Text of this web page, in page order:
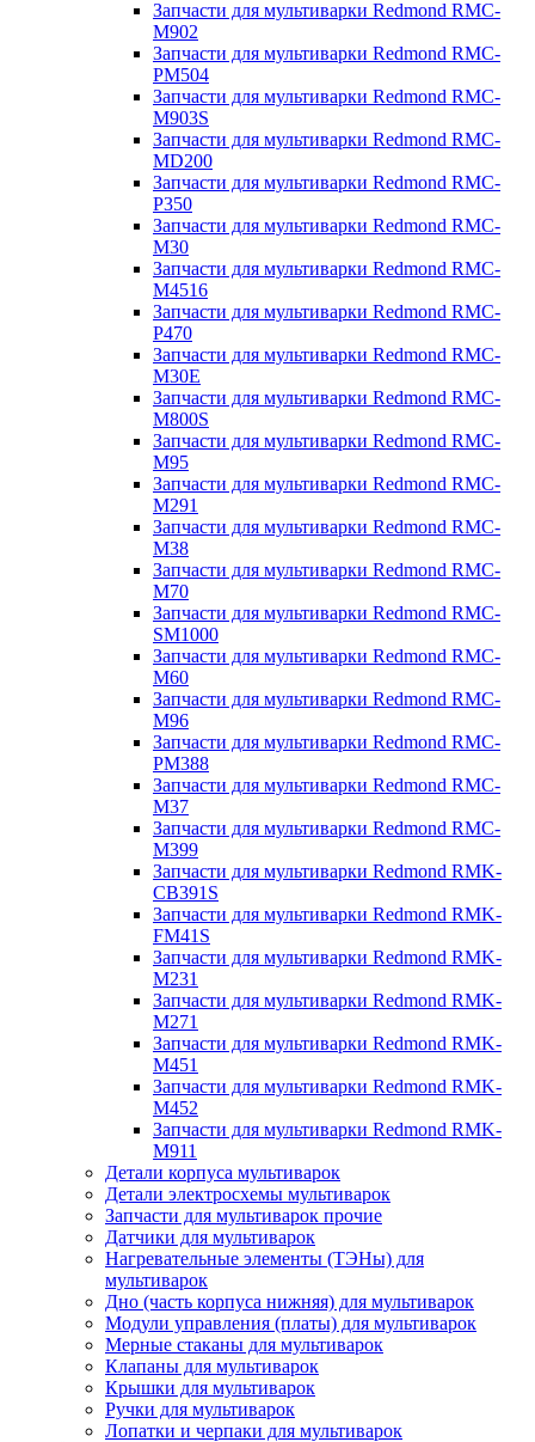
Запчасти для мультиварки Redmond RMC-
M902
Запчасти для мультиварки Redmond RMC-
PM504
Запчасти для мультиварки Redmond RMC-
M903S
Запчасти для мультиварки Redmond RMC-
MD200
Запчасти для мультиварки Redmond RMC-
P350
Запчасти для мультиварки Redmond RMC-
M30
Запчасти для мультиварки Redmond RMC-
M4516
Запчасти для мультиварки Redmond RMC-
P470
Запчасти для мультиварки Redmond RMC-
M30E
Запчасти для мультиварки Redmond RMC-
M800S
Запчасти для мультиварки Redmond RMC-
M95
Запчасти для мультиварки Redmond RMC-
M291
Запчасти для мультиварки Redmond RMC-
M38
Запчасти для мультиварки Redmond RMC-
M70
Запчасти для мультиварки Redmond RMC-
SM1000
Запчасти для мультиварки Redmond RMC-
M60
Запчасти для мультиварки Redmond RMC-
M96
Запчасти для мультиварки Redmond RMC-
PM388
Запчасти для мультиварки Redmond RMC-
M37
Запчасти для мультиварки Redmond RMC-
M399
Запчасти для мультиварки Redmond RMK-
CB391S
Запчасти для мультиварки Redmond RMK-
FM41S
Запчасти для мультиварки Redmond RMK-
M231
Запчасти для мультиварки Redmond RMK-
M271
Запчасти для мультиварки Redmond RMK-
M451
Запчасти для мультиварки Redmond RMK-
M452
Запчасти для мультиварки Redmond RMK-
M911
Детали корпуса мультиварок
Детали электросхемы мультиварок
Запчасти для мультиварок прочие
Датчики для мультиварок
Нагревательные элементы (ТЭНы) для
мультиварок
Дно (часть корпуса нижняя) для мультиварок
Модули управления (платы) для мультиварок
Мерные стаканы для мультиварок
Клапаны для мультиварок
Крышки для мультиварок
Ручки для мультиварок
Лопатки и черпаки для мультиварок